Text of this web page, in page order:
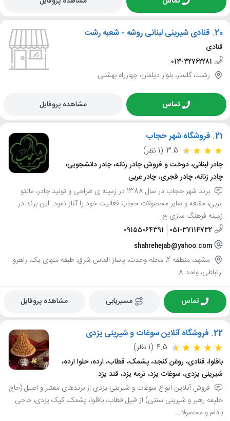
20. قنادی شیرینی لبنانی روشه - شعبه رشت
قنادی
013-32762281
رشت، گلسار، بلوار دیلمان، چهارراه بهشتی
تماس مشاهده پروفایل
21. فروشگاه شهر حجاب
3.5 (1 نظر)
چادر لبنانی، دوخت و فروش چادر زنانه، چادر دانشجویی،
چادر زنانه، چادر قجری، چادر عربی
برند شهر حجاب در سال 1388 در زمینه ی طراحی و تولید چادر، مانتو
عربی، مقنعه و سایر محصولات حجاب فعالیت خود را آغاز نمود. این برند در
زمینه فرهنگ سازی ح...
051-37114732
09155064391
shahrehejab@yahoo.com
مشهد، منطقه 2، محله وحدت، پاساژ الماس شرق، طبقه منهای یک، راهرو
ارتباطی، واحد 8
تماس مسیریابی مشاهده پروفایل
22. فروشگاه آنلاین سوغات و شیرینی یزدی
4.5 (1 نظر)
باقلوا، قنادی، روغن کنجد، پشمک، قطاب، ارده، حلوا ارده،
شیرینی یزدی، سوغات یزد، ترمه یزد، قند یزد
فروش آنلاین انواع سوغات و شیرینی یزدی از برندهای معتبر و اصیل (حاج
خلیفه رهبر و شیرینی سنتی) از قبیل قطاب، باقلوا، پشمک، کیک یزدی، حاجی
بادام و محصولا...